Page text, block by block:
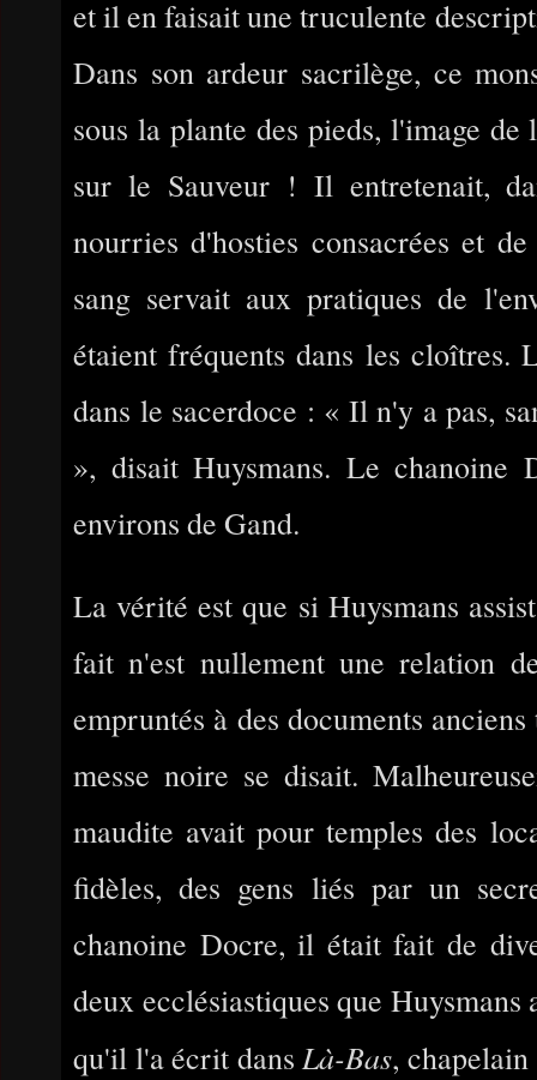
et il en faisait une truculente
Dans son ardeur sacrilège, ce
sous la plante des pieds, l'image
sur le Sauveur ! Il entretenait,
nourries d'hosties consacrées et
sang servait aux pratiques de
étaient fréquents dans les cloîtres.
dans le sacerdoce : « Il n'y a pas,
», disait Huysmans. Le chanoine
environs de Gand.
La vérité est que si Huysmans
fait n'est nullement une relation
empruntés à des documents
messe noire se disait.
maudite avait pour temples des
fidèles, des gens liés par un
chanoine Docre, il était fait de
deux ecclésiastiques que
qu'il l'a écrit dansLà-Bas,